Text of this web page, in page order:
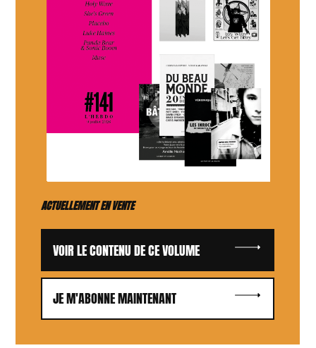
ACTUELLEMENT EN VENTE
VOIR LE CONTENU DE CE VOLUME
JE M'ABONNE MAINTENANT